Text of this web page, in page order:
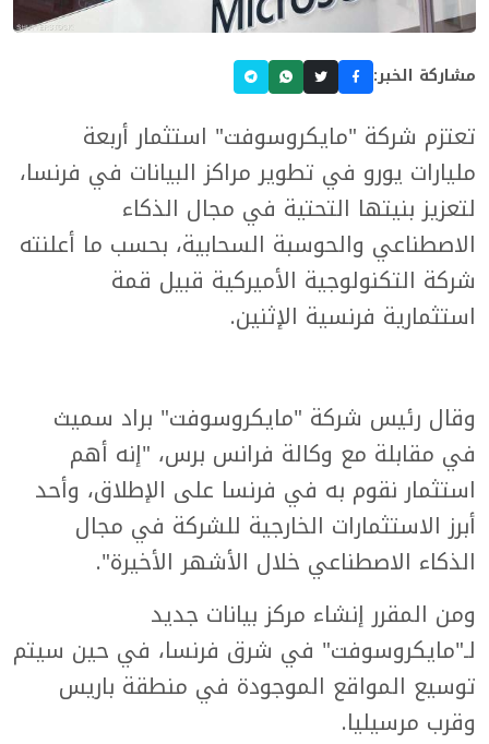
مشاركة الخبر:
تعتزم شركة "مايكروسوفت" استثمار أربعة
مليارات يورو في تطوير مراكز البيانات في فرنسا،
لتعزيز بنيتها التحتية في مجال الذكاء
الاصطناعي والحوسبة السحابية، بحسب ما أعلنته
شركة التكنولوجية الأميركية قبيل قمة
استثمارية فرنسية الإثنين.
وقال رئيس شركة "مايكروسوفت" براد سميث
في مقابلة مع وكالة فرانس برس، "إنه أهم
استثمار نقوم به في فرنسا على الإطلاق، وأحد
أبرز الاستثمارات الخارجية للشركة في مجال
الذكاء الاصطناعي خلال الأشهر الأخيرة".
ومن المقرر إنشاء مركز بيانات جديد
لـ"مايكروسوفت" في شرق فرنسا، في حين سيتم
توسيع المواقع الموجودة في منطقة باريس
وقرب مرسيليا.